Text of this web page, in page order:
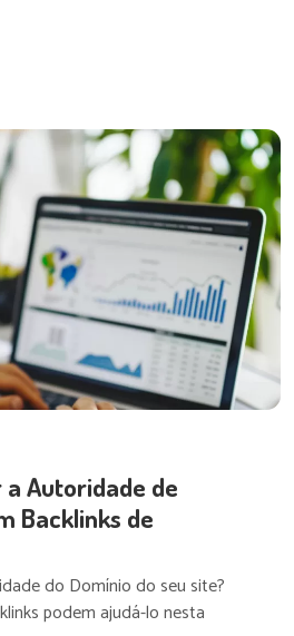
Autoridade de
Backlinks de
do Domínio do seu site?
podem ajudá-lo nesta